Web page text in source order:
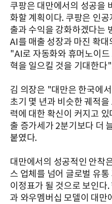
쿠팡은 대만에서의 성공을
화할 계획이다. 쿠팡은 인
출과 수익을 강화하겠다는
AI를 매출 성장과 마진 확
"AI로 자동화와 휴머노이드
혁을 일으킬 것을 기대한다
김 의장은 "대만은 한국에
초기 몇 년과 비슷한 궤적
력에 대한 확신이 커지고
출 증가세가 2분기보다 더
붙였다.
대만에서의 성공적인 안착
스 업체를 넘어 글로벌 유
이정표가 될 것으로 보인다
과 와우멤버십 모델이 대만